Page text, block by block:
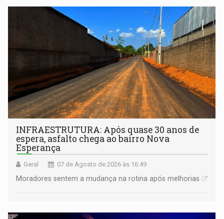
INFRAESTRUTURA: Após quase 30 anos de
espera, asfalto chega ao bairro Nova
Esperança
Geral 07 de Agosto de 2026 às 16:49
Moradores sentem a mudança na rotina após melhorias